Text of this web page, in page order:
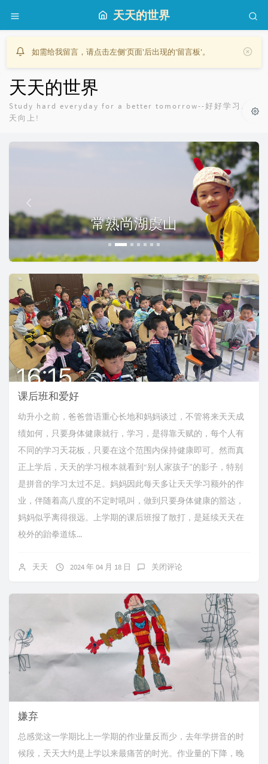
天天的世界
如需给我留言，请点击左侧'页面'后出现的'留言板'。
天天的世界
Study hard everyday for a better tomorrow--好好学习、天
天向上!
常熟尚湖虞山
v
i
o
s
N
e
x
t
课后班和爱好
幼升小之前，爸爸曾语重心长地和妈妈谈过，不管将来天天成
绩如何，只要身体健康就行，学习，是得靠天赋的，每个人有
不同的学习天花板，只要在这个范围内保持健康即可。然而真
正上学后，天天的学习根本就看到“别人家孩子”的影子，特别
是拼音的学习太过不足。妈妈因此每天多让天天学习额外的作
业，伴随着高八度的不定时吼叫，做到只要身体健康的豁达，
妈妈似乎离得很远。上学期的课后班报了散打，是延续天天在
校外的跆拳道练...
天天 2024 年 04 月 18 日 关闭评论
嫌弃
总感觉这一学期比上一学期的作业量反而少，去年学拼音的时
候段，天天大约是上学以来最痛苦的时光。作业量的下降，晚